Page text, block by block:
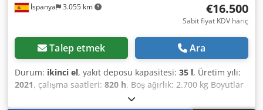
İspanya 3.055 km €16.500
Sabit fiyat KDV hariç
Talep etmek Ara
Durum: ikinci el, yakıt deposu kapasitesi: 35 l, Üretim yılı:
2021, çalışma saatleri: 820 h, Boş ağırlık: 2.700 kg Boyutlar
(U x G x Y): 253 x 127 x 257 cm Crsdpfsy Iz A Aox Aqvsf